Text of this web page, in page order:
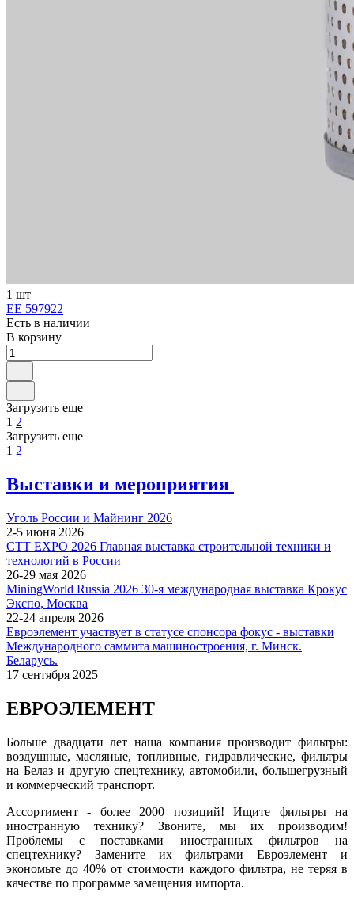
1 шт
ЕЕ 597922
Есть в наличии
В корзину
Загрузить еще
1 2
Загрузить еще
1 2
Выставки и мероприятия
Уголь России и Майнинг 2026
2-5 июня 2026
СТТ EXPO 2026 Главная выставка строительной техники и
технологий в России
26-29 мая 2026
MiningWorld Russia 2026 30-я международная выставка Крокус
Экспо, Москва
22-24 апреля 2026
Евроэлемент участвует в статусе спонсора фокус - выставки
Международного саммита машиностроения, г. Минск.
Беларусь.
17 сентября 2025
ЕВРОЭЛЕМЕНТ
Больше двадцати лет наша компания производит фильтры:
воздушные, масляные, топливные, гидравлические, фильтры
на Белаз и другую спецтехнику, автомобили, большегрузный
и коммерческий транспорт.
Ассортимент - более 2000 позиций! Ищите фильтры на
иностранную технику? Звоните, мы их производим!
Проблемы с поставками иностранных фильтров на
спецтехнику? Замените их фильтрами Евроэлемент и
экономьте до 40% от стоимости каждого фильтра, не теряя в
качестве по программе замещения импорта.